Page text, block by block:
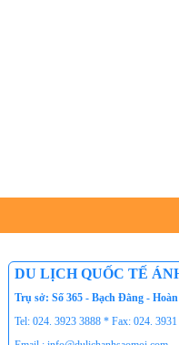
DU LỊCH QUỐC TẾ
Trụ sở: Số 365 - Bạch Đằng -
Tel: 024. 3923 3888 * Fax: 024.